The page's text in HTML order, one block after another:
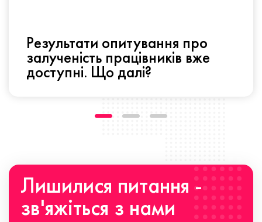
Результати опитування про
залученість працівників вже
доступні. Що далі?
Лишилися питання -
зв'яжіться з нами